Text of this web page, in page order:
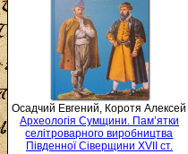
Осадчий Евгений, Коротя Алексей
Археологія Сумщини. Пам’ятки
селітроварного виробництва
Південної Сіверщини XVII ст.